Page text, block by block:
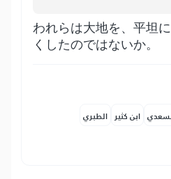
われらは大地を、平坦
くしたのではないか。
ابن كثير الطبري